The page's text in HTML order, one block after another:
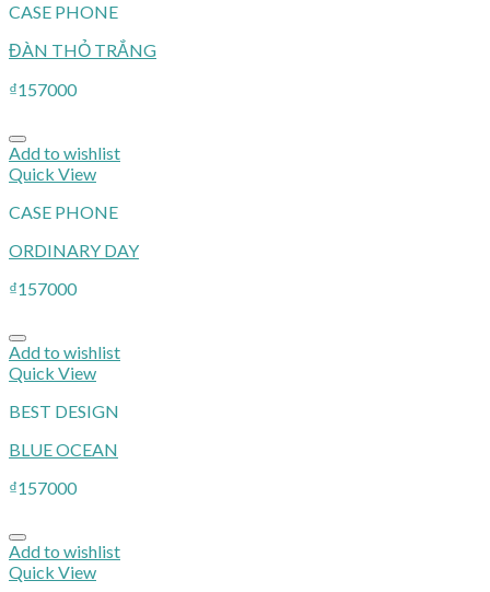
CASE PHONE
ĐÀN THỎ TRẮNG
₫157000
Add to wishlist
Quick View
CASE PHONE
ORDINARY DAY
₫157000
Add to wishlist
Quick View
BEST DESIGN
BLUE OCEAN
₫157000
Add to wishlist
Quick View